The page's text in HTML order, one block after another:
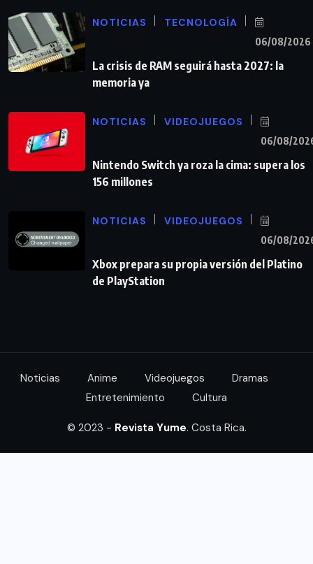
NOTICIAS TECNOLOGÍA
06/08/2026
La crisis de RAM seguirá hasta 2027: la
memoria ya
NOTICIAS VIDEOJUEGOS
06/08/
Nintendo Switch ya roza la cima: supera los
156 millones
NOTICIAS VIDEOJUEGOS
06/08/
Xbox prepara su propia versión del Platino
de PlayStation
Noticias Anime Videojuegos
Dramas
Entretenimiento
Cultura
© 2023 - Revista Yume. Costa Rica.